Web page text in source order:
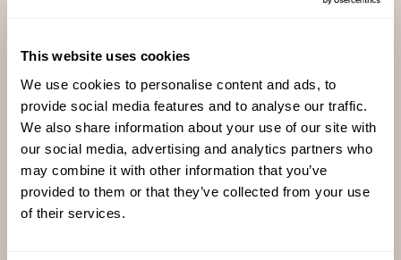
This website uses cookies
We use cookies to personalise content and ads, to
provide social media features and to analyse our traffic.
We also share information about your use of our site with
our social media, advertising and analytics partners who
may combine it with other information that you’ve
provided to them or that they’ve collected from your use
of their services.
huiseigenaren.
We beheren de aankoop van de eigendommen, werken samen met de
lokale autoriteiten, plannen en beheren de renovatie van elk pand en tot
slot ontwerpen we de huizen volgens de lokale uitstraling van elke regio.